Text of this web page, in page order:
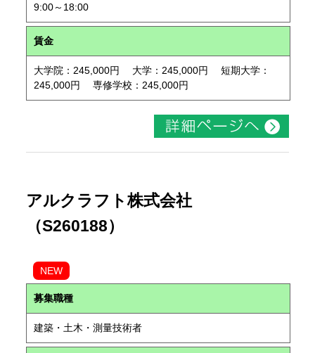
9:00～18:00
賃金
大学院：245,000円 大学：245,000円 短期大学：
245,000円 専修学校：245,000円
アルクラフト株式会社
（S260188）
NEW
募集職種
建築・土木・測量技術者